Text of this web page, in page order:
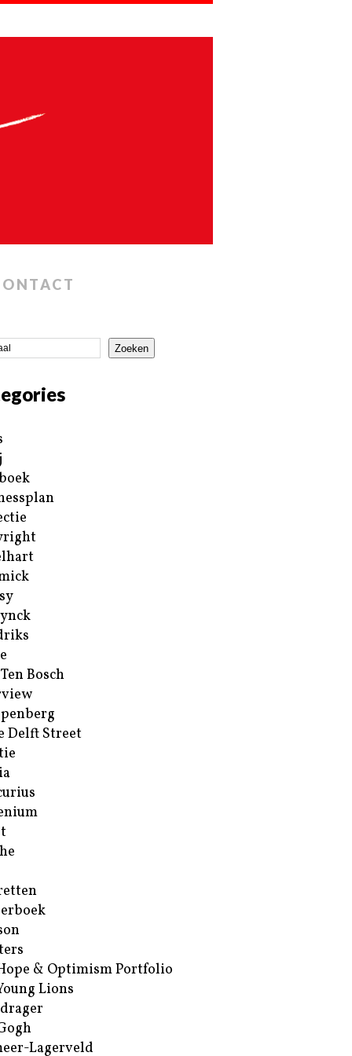
Zoeken
Bosch
Delft Street
& Optimism Portfolio
Lions
Lagerveld